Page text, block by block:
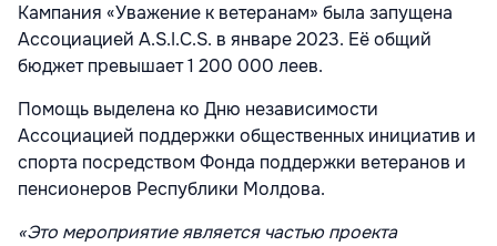
Кампания «Уважение к ветеранам» была запущена
Ассоциацией A.S.I.C.S. в январе2023. Её общий
бюджет превышает 1 200 000 леев.
Помощь выделена ко Дню независимости
Ассоциацией поддержки общественных инициатив и
спорта посредством Фонда поддержки ветеранов и
пенсионеров Республики Молдова.
«Это мероприятие является частью проекта